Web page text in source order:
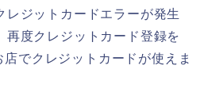
レジットカードエラーが発生
再度クレジットカード登録を
でクレジットカードが使えま